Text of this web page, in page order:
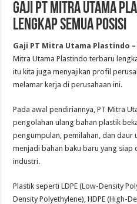
Gaji PT Mitra Utama
Lengkap Semua Posisi
Gaji PT Mitra Utama Plastindo –
Mitra Utama Plastindo terbaru
itu kita juga menyajikan profil
melamar kerja di perusahaan ini.
Pada awal pendiriannya, PT Mitra
pengolahan ulang bahan plastik
pengumpulan, pemilahan, dan daur
menjadi bahan baku baru yang siap
industri.
Plastik seperti LDPE (Low-Density
Density Polyethylene), HDPE (High-